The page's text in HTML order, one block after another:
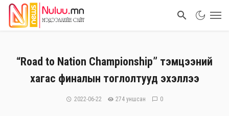
“Road to Nation Championship” тэмцээний
хагас финалын тоглолтууд эхэллээ
2022-06-22 274 уншсан 0